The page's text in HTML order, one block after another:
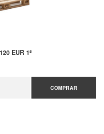
EUR 1ª
COMPRAR